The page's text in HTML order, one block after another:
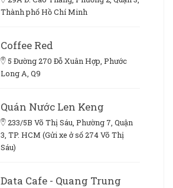
Thành phố Hồ Chí Minh
Coffee Red
5 Đường 270 Đỗ Xuân Hợp, Phước
Long A, Q9
Quán Nước Len Keng
233/5B Võ Thị Sáu, Phường 7, Quận
3, TP. HCM (Gửi xe ở số 274 Võ Thị
Sáu)
Data Cafe - Quang Trung